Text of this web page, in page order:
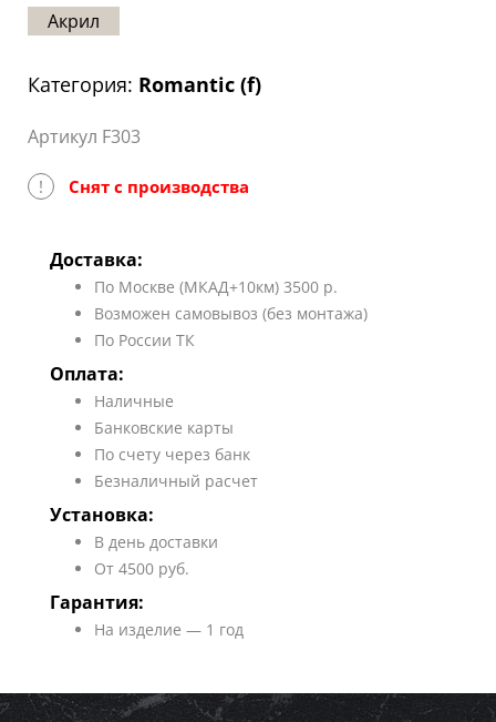
сайта
Акрил
Категория: Romantic (f)
Артикул F303
! Снят с производства
Доставка:
По Москве (МКАД+10км) 3500 р.
Возможен самовывоз (без монтажа)
По России ТК
Оплата:
Наличные
Банковские карты
По счету через банк
Безналичный расчет
Установка:
В день доставки
От 4500 руб.
Гарантия:
На изделие — 1 год